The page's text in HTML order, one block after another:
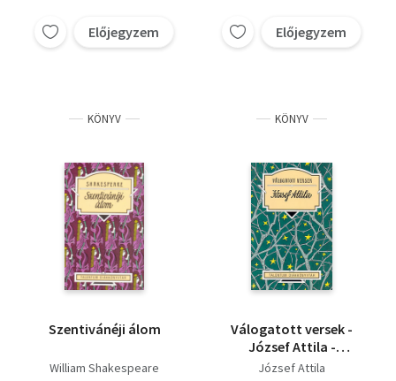
Előjegyzem Előjegyzem
KÖNYV
Szentivánéji álom
William Shakespeare
KÖNYV
Válogatott versek -
József Attila -
Talentum
József Attila